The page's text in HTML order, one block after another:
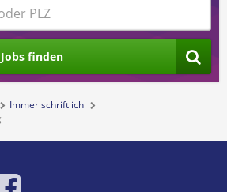
Jobs finden
Immer schriftlich